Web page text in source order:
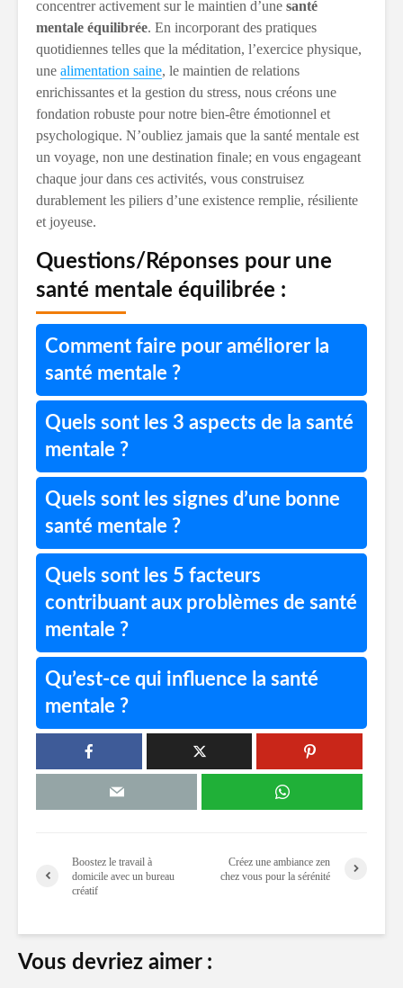
concentrer activement sur le maintien d’une santé
mentale équilibrée. En incorporant des pratiques
quotidiennes telles que la méditation, l’exercice physique,
une alimentation saine, le maintien de relations
enrichissantes et la gestion du stress, nous créons une
fondation robuste pour notre bien-être émotionnel et
psychologique. N’oubliez jamais que la santé mentale est
un voyage, non une destination finale; en vous engageant
chaque jour dans ces activités, vous construisez
durablement les piliers d’une existence remplie, résiliente
et joyeuse.
Questions/Réponses pour une
santé mentale équilibrée :
Comment faire pour améliorer la
santé mentale ?
Quels sont les 3 aspects de la santé
mentale ?
Quels sont les signes d’une bonne
santé mentale ?
Quels sont les 5 facteurs
contribuant aux problèmes de santé
mentale ?
Qu’est-ce qui influence la santé
mentale ?
Boostez le travail à
domicile avec un bureau
créatif
Créez une ambiance zen
chez vous pour la sérénité
Vous devriez aimer :